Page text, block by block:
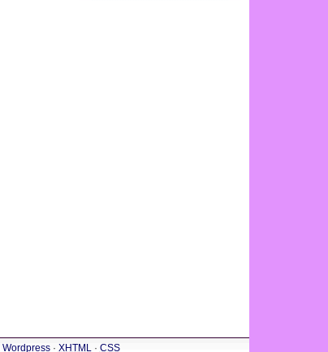
Wordpress· XHTML · CSS